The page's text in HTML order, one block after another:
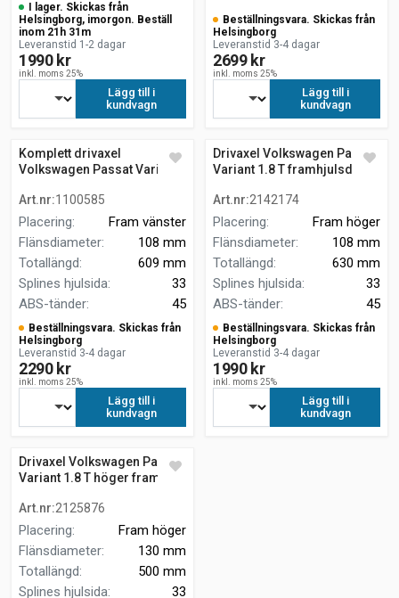
I lager. Skickas från
Helsingborg, imorgon. Beställ
inom 21h 31m
Leveranstid 1-2 dagar
1990 kr
inkl. moms 25%
Lägg till i
kundvagn
Beställningsvara. Skickas från
Helsingborg
Leveranstid 3-4 dagar
2699 kr
inkl. moms 25%
Lägg till i
kundvagn
Komplett drivaxel
Volkswagen Passat Variant
Art.nr:1100585
Placering:
Fram vänster
Flänsdiameter:
108 mm
Totallängd:
609 mm
Splines hjulsida:
33
ABS-tänder: 45
Beställningsvara. Skickas från
Helsingborg
Leveranstid 3-4 dagar
2290 kr
inkl. moms 25%
Lägg till i
kundvagn
Drivaxel Volkswagen Passat
Variant 1.8 T framhjulsdrift
Art.nr:2142174
Placering:
Fram höger
Flänsdiameter:
108 mm
Totallängd:
630 mm
Splines hjulsida:
33
ABS-tänder: 45
Beställningsvara. Skickas från
Helsingborg
Leveranstid 3-4 dagar
1990 kr
inkl. moms 25%
Lägg till i
kundvagn
Drivaxel Volkswagen Passat
Variant 1.8 T höger fram
Art.nr:2125876
Placering:
Fram höger
Flänsdiameter:
130 mm
Totallängd:
500 mm
Splines hjulsida: 33